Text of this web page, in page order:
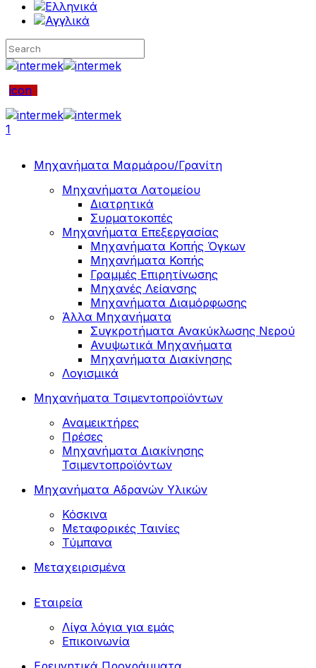
icon
1
Μηχανήματα Μαρμάρου/Γρανίτη
Μηχανήματα Λατομείου
Διατρητικά
Συρματοκοπές
Μηχανήματα Επεξεργασίας
Μηχανήματα Κοπής Όγκων
Μηχανήματα Κοπής
Γραμμές Επιρητίνωσης
Μηχανές Λείανσης
Μηχανήματα Διαμόρφωσης
Άλλα Μηχανήματα
Συγκροτήματα Ανακύκλωσης Νερού
Ανυψωτικά Μηχανήματα
Μηχανήματα Διακίνησης
Λογισμικά
Μηχανήματα Τσιμεντοπροϊόντων
Αναμεικτήρες
Πρέσες
Μηχανήματα Διακίνησης
Τσιμεντοπροϊόντων
Μηχανήματα Αδρανών Υλικών
Κόσκινα
Μεταφορικές Ταινίες
Τύμπανα
Μεταχειρισμένα
Εταιρεία
Λίγα λόγια για εμάς
Επικοινωνία